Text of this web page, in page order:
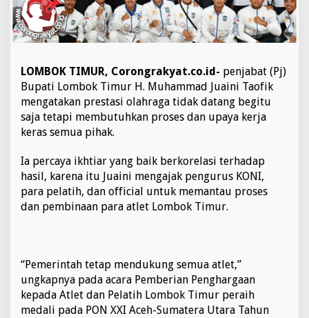
h
r
a
g
,
P
m
d
a
o
i
m
G
t
o
r
k
LOMBOK TIMUR, Corongrakyat.co.id- penjabat (Pj)
Bupati Lombok Timur H. Muhammad Juaini Taofik
mengatakan prestasi olahraga tidak datang begitu
saja tetapi membutuhkan proses dan upaya kerja
keras semua pihak.
Ia percaya ikhtiar yang baik berkorelasi terhadap
hasil, karena itu Juaini mengajak pengurus KONI,
para pelatih, dan official untuk memantau proses
dan pembinaan para atlet Lombok Timur.
“Pemerintah tetap mendukung semua atlet,”
ungkapnya pada acara Pemberian Penghargaan
kepada Atlet dan Pelatih Lombok Timur peraih
medali pada PON XXI Aceh-Sumatera Utara Tahun